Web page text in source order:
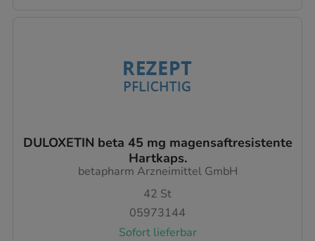
DULOXETIN beta 45 mg magensaftresistente
Hartkaps.
betapharm Arzneimittel GmbH
42 St
05973144
Sofort lieferbar